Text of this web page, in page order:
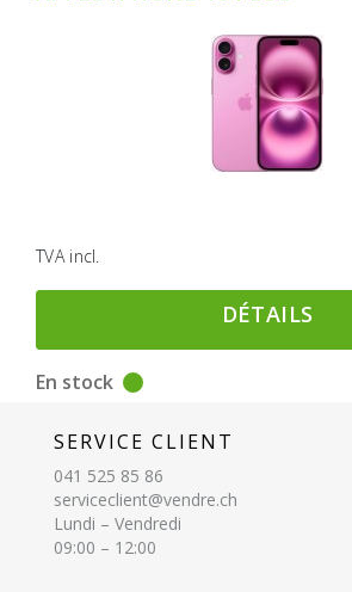
TVA incl.
DÉTAILS
En stock
SERVICE CLIENT
041 525 85 86
serviceclient@vendre.ch
Lundi – Vendredi
09:00 – 12:00